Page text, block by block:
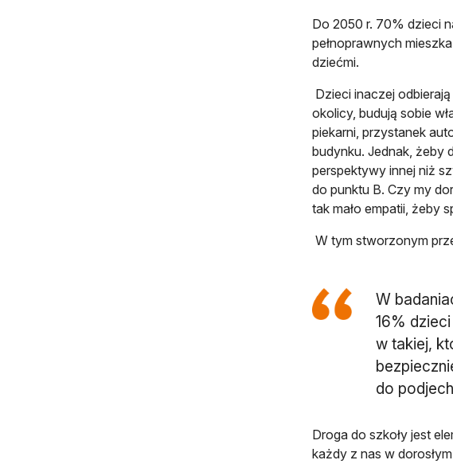
Do 2050 r. 70% dzieci
pełnoprawnych
dziećmi.
Dzieci inaczej
okolicy, budują sobie
piekarni, przystanek
budynku. Jednak, żeby
perspektywy innej niż
do punktu B. Czy my
tak mało empatii, żeby
W tym stworzonym
W
16%
w takiej,
do
Droga do szkoły jest
każdy z nas w